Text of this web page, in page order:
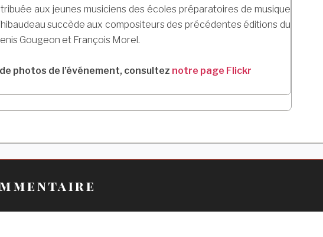
aux jeunes musiciens des écoles préparatoires de musique
succède aux compositeurs des précédentes éditions du
Gougeon et François Morel.
photos de l’événement, consultez notre page Flickr